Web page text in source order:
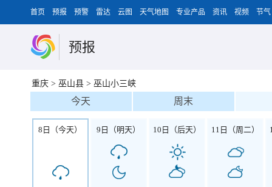
首页 预报 预警 雷达 云图 天气地图 专业产品 资讯 视频 节气
预报
重庆 > 巫山县 > 巫山小三峡
今天 周末
8日（今天） 9日（明天） 10日（后天） 11日（周二）